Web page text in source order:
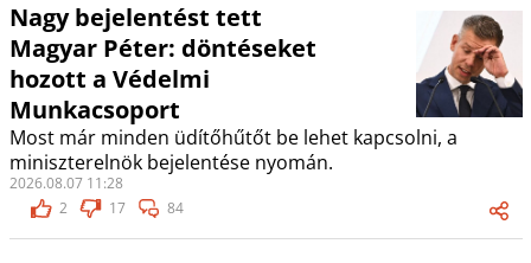
Nagy bejelentést tett
Magyar Péter: döntéseket
hozott a Védelmi
Munkacsoport
Most már minden üdítőhűtőt be lehet kapcsolni, a
miniszterelnök bejelentése nyomán.
2026.08.07 11:28
2
17 84